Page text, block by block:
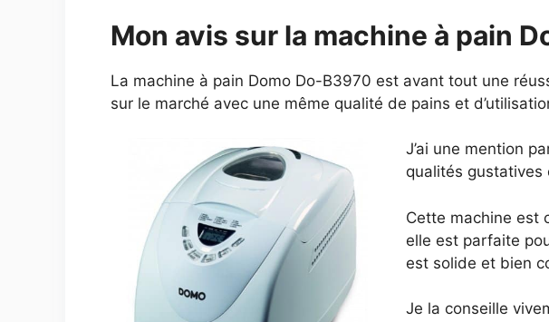
Mon avis sur la machine à pain
La machine à pain Domo Do-B3970 est avant tout une
sur le marché avec une même qualité de pains et
J’ai une mention
qualités gustatives
Cette machine est
elle est parfaite
est solide et bien
Je la conseille